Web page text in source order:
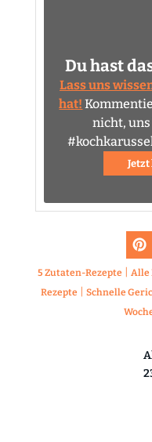
Du hast
Lass uns
hat!
nicht,
5 Zutaten-Rezepte |Alle
Rezepte
Schnelle